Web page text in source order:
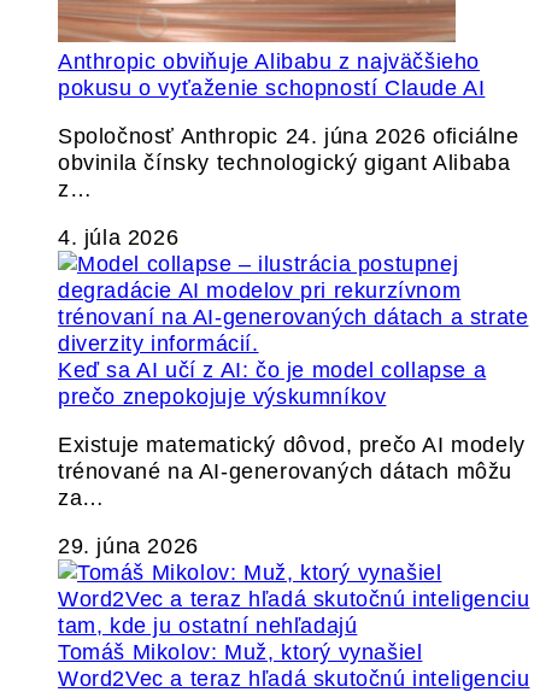
Anthropic obviňuje Alibabu z najväčšieho
pokusu o vyťaženie schopností Claude AI
Spoločnosť Anthropic 24. júna 2026 oficiálne
obvinila čínsky technologický gigant Alibaba
z…
4. júla 2026
Keď sa AI učí z AI: čo je model collapse a
prečo znepokojuje výskumníkov
Existuje matematický dôvod, prečo AI modely
trénované na AI-generovaných dátach môžu
za…
29. júna 2026
Tomáš Mikolov: Muž, ktorý vynašiel
Word2Vec a teraz hľadá skutočnú inteligenciu